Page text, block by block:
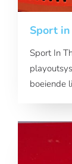
Sport
Sport In
boeiende